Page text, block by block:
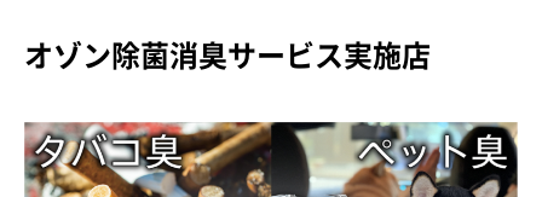
オゾン除菌消臭サービス実施店